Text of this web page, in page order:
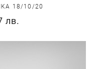
18/10/20
лв.